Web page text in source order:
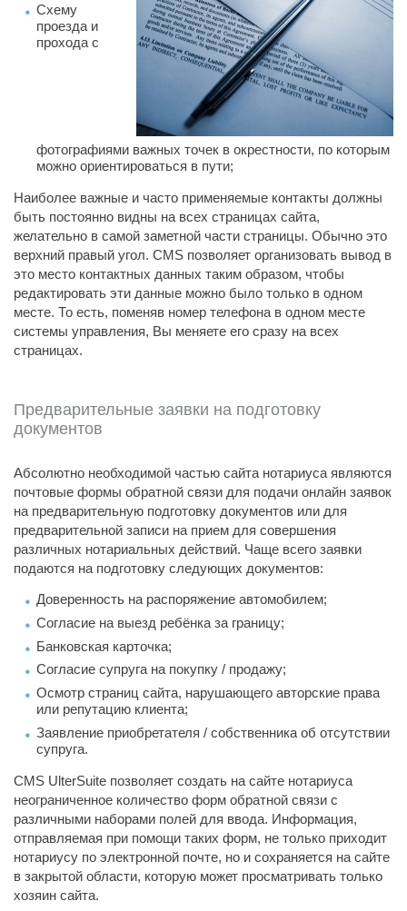
Схему
проезда и
прохода с
фотографиями важных точек в окрестности, по которым
можно ориентироваться в пути;
Наиболее важные и часто применяемые контакты должны
быть постоянно видны на всех страницах сайта,
желательно в самой заметной части страницы. Обычно это
верхний правый угол. CMS позволяет организовать вывод в
это место контактных данных таким образом, чтобы
редактировать эти данные можно было только в одном
месте. То есть, поменяв номер телефона в одном месте
системы управления, Вы меняете его сразу на всех
страницах.
Предварительные заявки на подготовку
документов
Абсолютно необходимой частью сайта нотариуса являются
почтовые формы обратной связи для подачи онлайн заявок
на предварительную подготовку документов или для
предварительной записи на прием для совершения
различных нотариальных действий. Чаще всего заявки
подаются на подготовку следующих документов:
Доверенность на распоряжение автомобилем;
Согласие на выезд ребёнка за границу;
Банковская карточка;
Согласие супруга на покупку / продажу;
Осмотр страниц сайта, нарушающего авторские права
или репутацию клиента;
Заявление приобретателя / собственника об отсутствии
супруга.
CMS UlterSuite позволяет создать на сайте нотариуса
неограниченное количество форм обратной связи с
различными наборами полей для ввода. Информация,
отправляемая при помощи таких форм, не только приходит
нотариусу по электронной почте, но и сохраняется на сайте
в закрытой области, которую может просматривать только
хозяин сайта.